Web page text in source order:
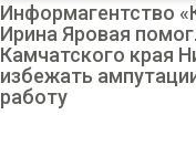
Информагентство
Ирина Яровая
Камчатского края
избежать
работу